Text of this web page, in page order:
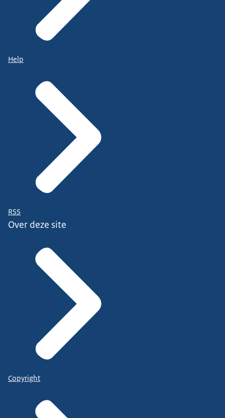
Help
RSS
Over deze site
Copyright